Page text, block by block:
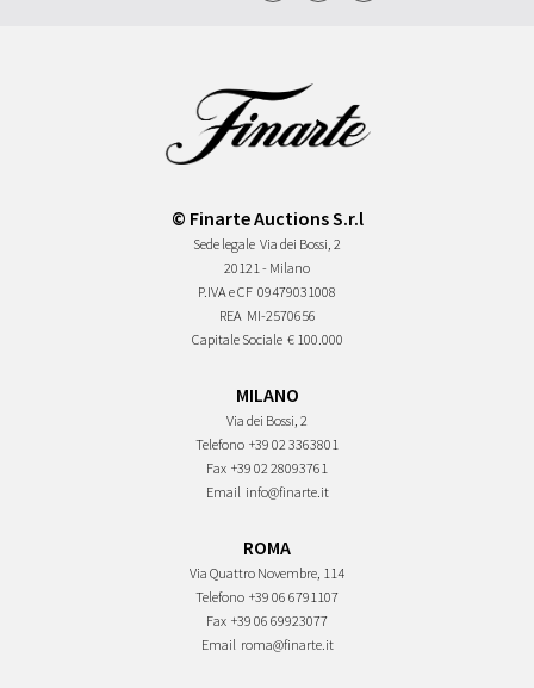
© Finarte Auctions S.r.l
Sede legale Via dei Bossi, 2
20121 - Milano
P.IVA e CF 09479031008
REA MI-2570656
Capitale Sociale € 100.000
MILANO
Via dei Bossi, 2
Telefono +39 02 3363801
Fax +39 02 28093761
Email info@finarte.it
ROMA
Via Quattro Novembre, 114
Telefono +39 06 6791107
Fax +39 06 69923077
Email roma@finarte.it